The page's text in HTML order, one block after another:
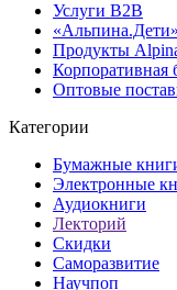
Услуги B2B
Продукты
Корпоративная
Оптовые
Категории
Бумажные
Электронные
Аудиокниги
Лекторий
Скидки
Саморазвитие
Научпоп